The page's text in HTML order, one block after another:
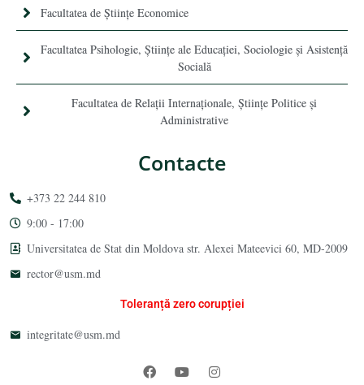
Facultatea de Științe Economice
Facultatea Psihologie, Ştiinţe ale Educaţiei, Sociologie și Asistență
Socială
Facultatea de Relaţii Internaţionale, Ştiinţe Politice şi
Administrative
Contacte
+373 22 244 810
9:00 - 17:00
Universitatea de Stat din Moldova str. Alexei Mateevici 60, MD-2009
rector@usm.md
Toleranță zero corupției
integritate@usm.md